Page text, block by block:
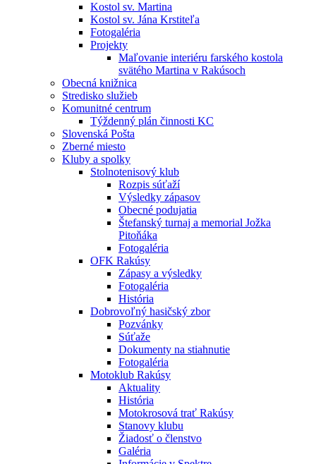
Kostol sv. Martina
Kostol sv. Jána Krstiteľa
Fotogaléria
Projekty
Maľovanie interiéru farského kostola
svätého Martina v Rakúsoch
Obecná knižnica
Stredisko služieb
Komunitné centrum
Týždenný plán činnosti KC
Slovenská Pošta
Zberné miesto
Kluby a spolky
Stolnotenisový klub
Rozpis súťaží
Výsledky zápasov
Obecné podujatia
Štefanský turnaj a memorial Jožka
Pitoňáka
Fotogaléria
OFK Rakúsy
Zápasy a výsledky
Fotogaléria
História
Dobrovoľný hasičský zbor
Pozvánky
Súťaže
Dokumenty na stiahnutie
Fotogaléria
Motoklub Rakúsy
Aktuality
História
Motokrosová trať Rakúsy
Stanovy klubu
Žiadosť o členstvo
Galéria